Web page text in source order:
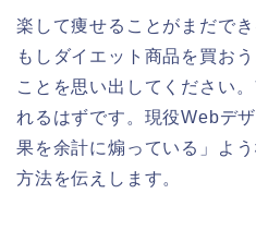
楽して痩せることがまだで
もしダイエット商品を買お
ことを思い出してください
れるはずです。現役Webデ
果を余計に煽っている」よ
方法を伝えします。